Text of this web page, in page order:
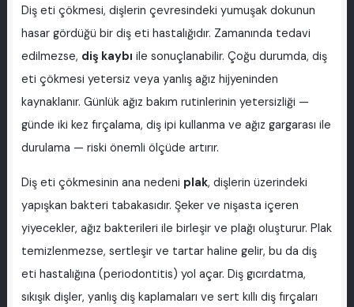
Diş eti çökmesi, dişlerin çevresindeki yumuşak dokunun
hasar gördüğü bir diş eti hastalığıdır. Zamanında tedavi
edilmezse, diş kaybı ile sonuçlanabilir. Çoğu durumda, diş
eti çökmesi yetersiz veya yanlış ağız hijyeninden
kaynaklanır. Günlük ağız bakım rutinlerinin yetersizliği —
günde iki kez fırçalama, diş ipi kullanma ve ağız gargarası ile
durulama — riski önemli ölçüde artırır.
Diş eti çökmesinin ana nedeni plak, dişlerin üzerindeki
yapışkan bakteri tabakasıdır. Şeker ve nişasta içeren
yiyecekler, ağız bakterileri ile birleşir ve plağı oluşturur. Plak
temizlenmezse, sertleşir ve tartar haline gelir, bu da diş
eti hastalığına (periodontitis) yol açar. Diş gıcırdatma,
sıkışık dişler, yanlış diş kaplamaları ve sert kıllı diş fırçaları